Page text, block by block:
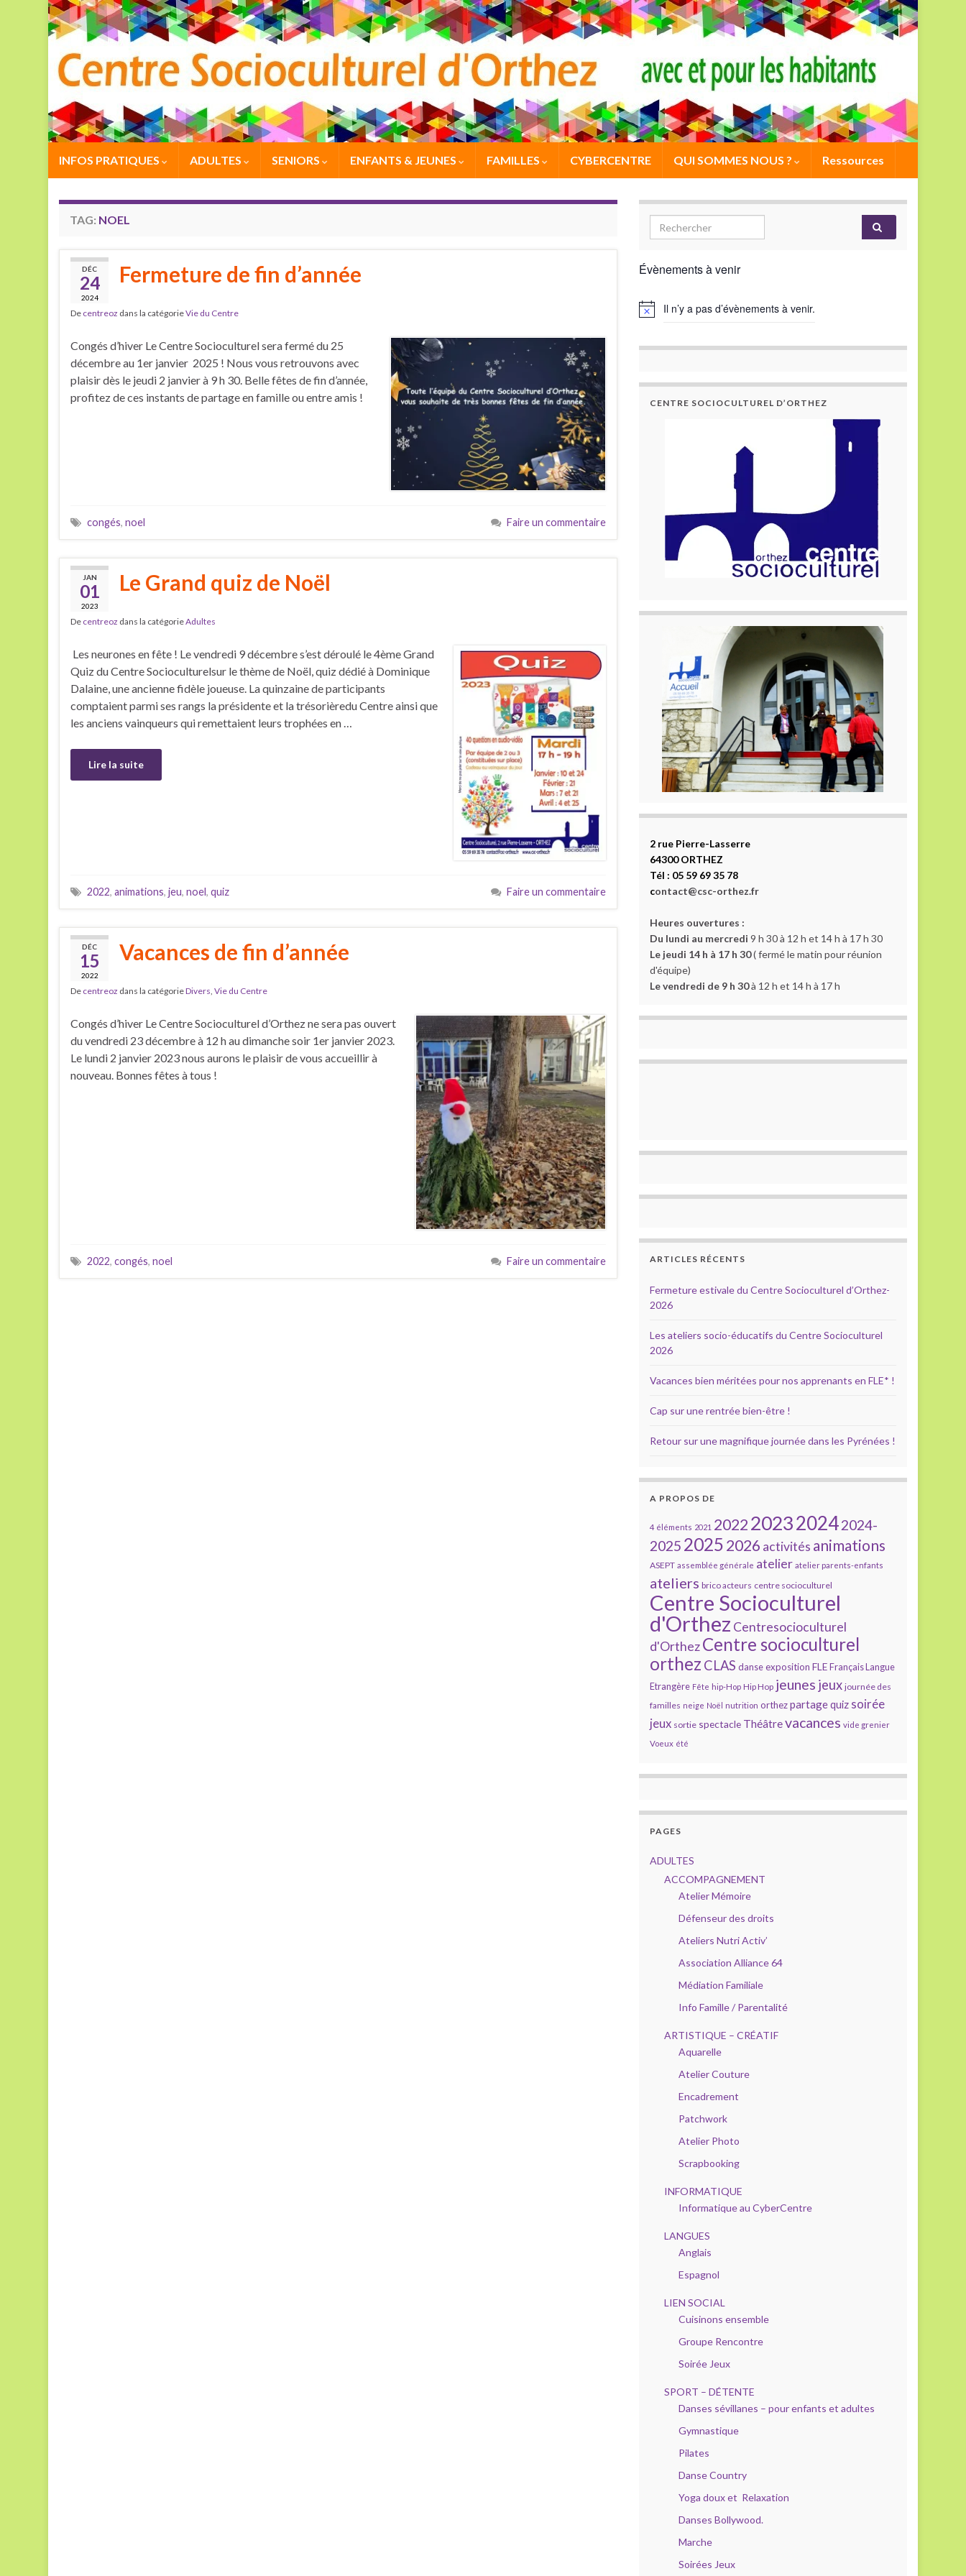
INFOS PRATIQUES ADULTES SENIORS ENFANTS & JEUNES FAMILLES CYBERCENTRE QUI SOMMES NOUS ? Ressources
TAG: NOEL
DÉC
24
2024
Fermeture de fin d’année
De centreoz dans la catégorieVie du Centre
Congés d’hiver Le Centre Socioculturel sera fermé du 25
décembre au 1er janvier 2025 ! Nous vous retrouvons avec
plaisir dès le jeudi 2 janvier à 9 h 30. Belle fêtes de fin d’année,
profitez de ces instants de partage en famille ou entre amis !
congés, noel Faire un commentaire
JAN
01
2023
Le Grand quiz de Noël
De centreoz dans la catégorieAdultes
Les neurones en fête ! Le vendredi 9 décembre s’est déroulé le 4ème Grand
Quiz du Centre Socioculturelsur le thème de Noël, quiz dédié à Dominique
Dalaine, une ancienne fidèle joueuse. La quinzaine de participants
comptaient parmi ses rangs la présidente et la trésorièredu Centre ainsi que
les anciens vainqueurs qui remettaient leurs trophées en …
Lire la suite
2022, animations, jeu, noel, quiz Faire un commentaire
DÉC
15
2022
Vacances de fin d’année
De centreoz dans la catégorieDivers Vie du Centre
Congés d’hiver Le Centre Socioculturel d’Orthez ne sera pas ouvert
du vendredi 23 décembre à 12 h au dimanche soir 1er janvier 2023.
Le lundi 2 janvier 2023 nous aurons le plaisir de vous accueillir à
nouveau. Bonnes fêtes à tous !
2022, congés, noel Faire un commentaire
Évènements à venir
Il n’y a pas d’évènements à venir.
CENTRE SOCIOCULTUREL D’ORTHEZ
2 rue Pierre-Lasserre
64300 ORTHEZ
Tél : 05 59 69 35 78
contact@csc-orthez.fr
Heures ouvertures :
Du lundi au mercredi 9 h 30 à 12 h et 14 h à 17 h 30
Le jeudi 14 h à 17 h 30( fermé le matin pour réunion
d'équipe)
Le vendredi de 9 h 30à 12 h et 14 h à 17 h
ARTICLES RÉCENTS
Fermeture estivale du Centre Socioculturel d’Orthez-
2026
Les ateliers socio-éducatifs du Centre Socioculturel
2026
Vacances bien méritées pour nos apprenants en FLE* !
Cap sur une rentrée bien-être !
Retour sur une magnifique journée dans les Pyrénées !
A PROPOS DE
4 éléments 2021 2022202320242024-
2025 20252026 activités animations
ASEPT assemblée générale atelier atelier parents-enfants
ateliers brico acteurs centre socioculturel
Centre Socioculturel
d'Orthez Centresocioculturel
d'Orthez Centre socioculturel
orthez CLAS danse exposition FLE Français Langue
Etrangère Fête hip-Hop Hip Hop jeunes jeux journée des
familles neige Noël nutrition orthez partagequiz soirée
jeux sortie spectacle Théâtrevacances vide grenier
Voeux été
PAGES
ADULTES
ACCOMPAGNEMENT
Atelier Mémoire
Défenseur des droits
Ateliers Nutri Activ’
Association Alliance 64
Médiation Familiale
Info Famille / Parentalité
ARTISTIQUE – CRÉATIF
Aquarelle
Atelier Couture
Encadrement
Patchwork
Atelier Photo
Scrapbooking
INFORMATIQUE
Informatique au CyberCentre
LANGUES
Anglais
Espagnol
LIEN SOCIAL
Cuisinons ensemble
Groupe Rencontre
Soirée Jeux
SPORT – DÉTENTE
Danses sévillanes – pour enfants et adultes
Gymnastique
Pilates
Danse Country
Yoga doux et Relaxation
Danses Bollywood.
Marche
Soirées Jeux